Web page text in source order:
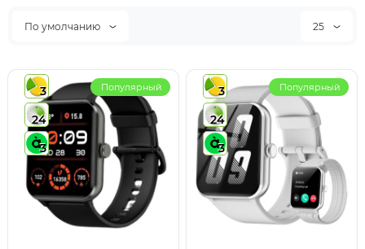
По умолчанию 25
3
24
3
Популярный
3
24
3
Популярный